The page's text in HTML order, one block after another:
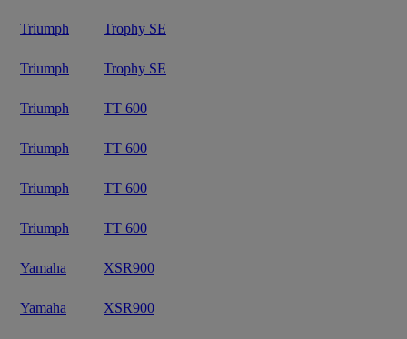
Triumph Trophy SE
Triumph Trophy SE
Triumph TT 600
Triumph TT 600
Triumph TT 600
Triumph TT 600
Yamaha XSR900
Yamaha XSR900